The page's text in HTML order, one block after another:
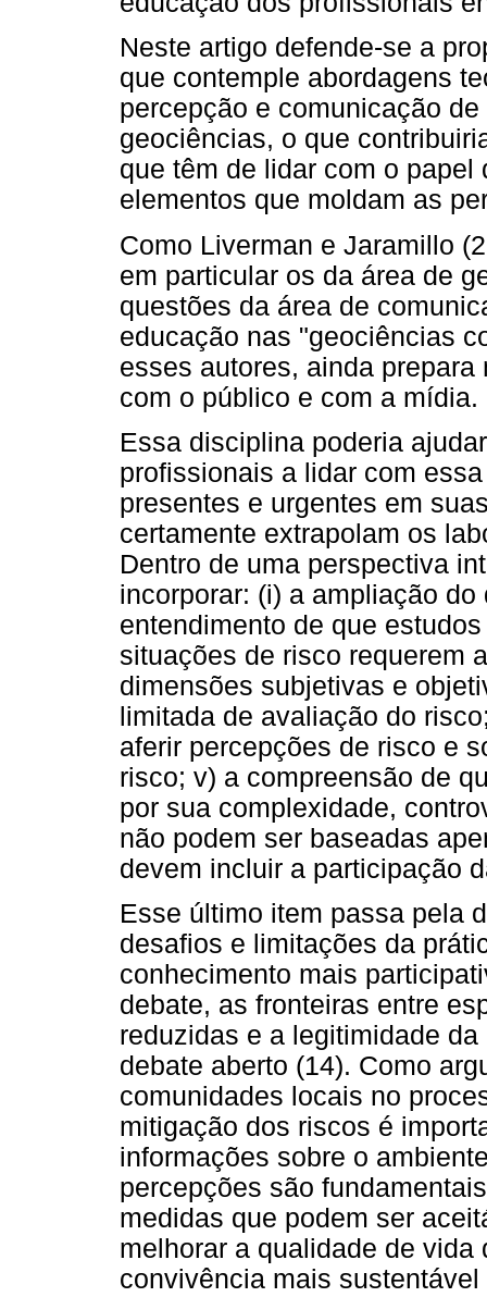
Neste artigo defende-se a
que contemple abordagens
percepção e comunicação
geociências, o que
que têm de lidar com o
elementos que moldam as
Como Liverman e Jaramillo
em particular os da área de
questões da área de
educação nas "geociências
esses autores, ainda
com o público e com a mídia.
Essa disciplina poderia
profissionais a lidar com
presentes e urgentes em
certamente extrapolam os
Dentro de uma perspectiva
incorporar: (i) a ampliação
entendimento de que
situações de risco requerem
dimensões subjetivas e
limitada de avaliação do
aferir percepções de risco e
risco; v) a compreensão de
por sua complexidade,
não podem ser baseadas
devem incluir a participação
Esse último item passa pela
desafios e limitações da
conhecimento mais
debate, as fronteiras entre
reduzidas e a legitimidade
debate aberto (14). Como
comunidades locais no
mitigação dos riscos é
informações sobre o
percepções são
medidas que podem ser
melhorar a qualidade de
convivência mais